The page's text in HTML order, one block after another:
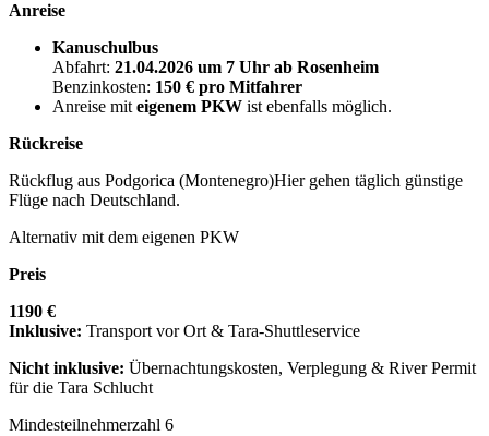
Anreise
Kanuschulbus
Abfahrt: 21.04.2026 um 7 Uhr ab Rosenheim
Benzinkosten: 150 € pro Mitfahrer
Anreise miteigenem PKW ist ebenfalls möglich.
Rückreise
Rückflug aus Podgorica (Montenegro)Hier gehen täglich günstige
Flüge nach Deutschland.
Alternativ mit dem eigenen PKW
Preis
1190 €
Inklusive: Transport vor Ort & Tara-Shuttleservice
Nicht inklusive: Übernachtungskosten, Verplegung & River Permit
für die Tara Schlucht
Mindesteilnehmerzahl 6